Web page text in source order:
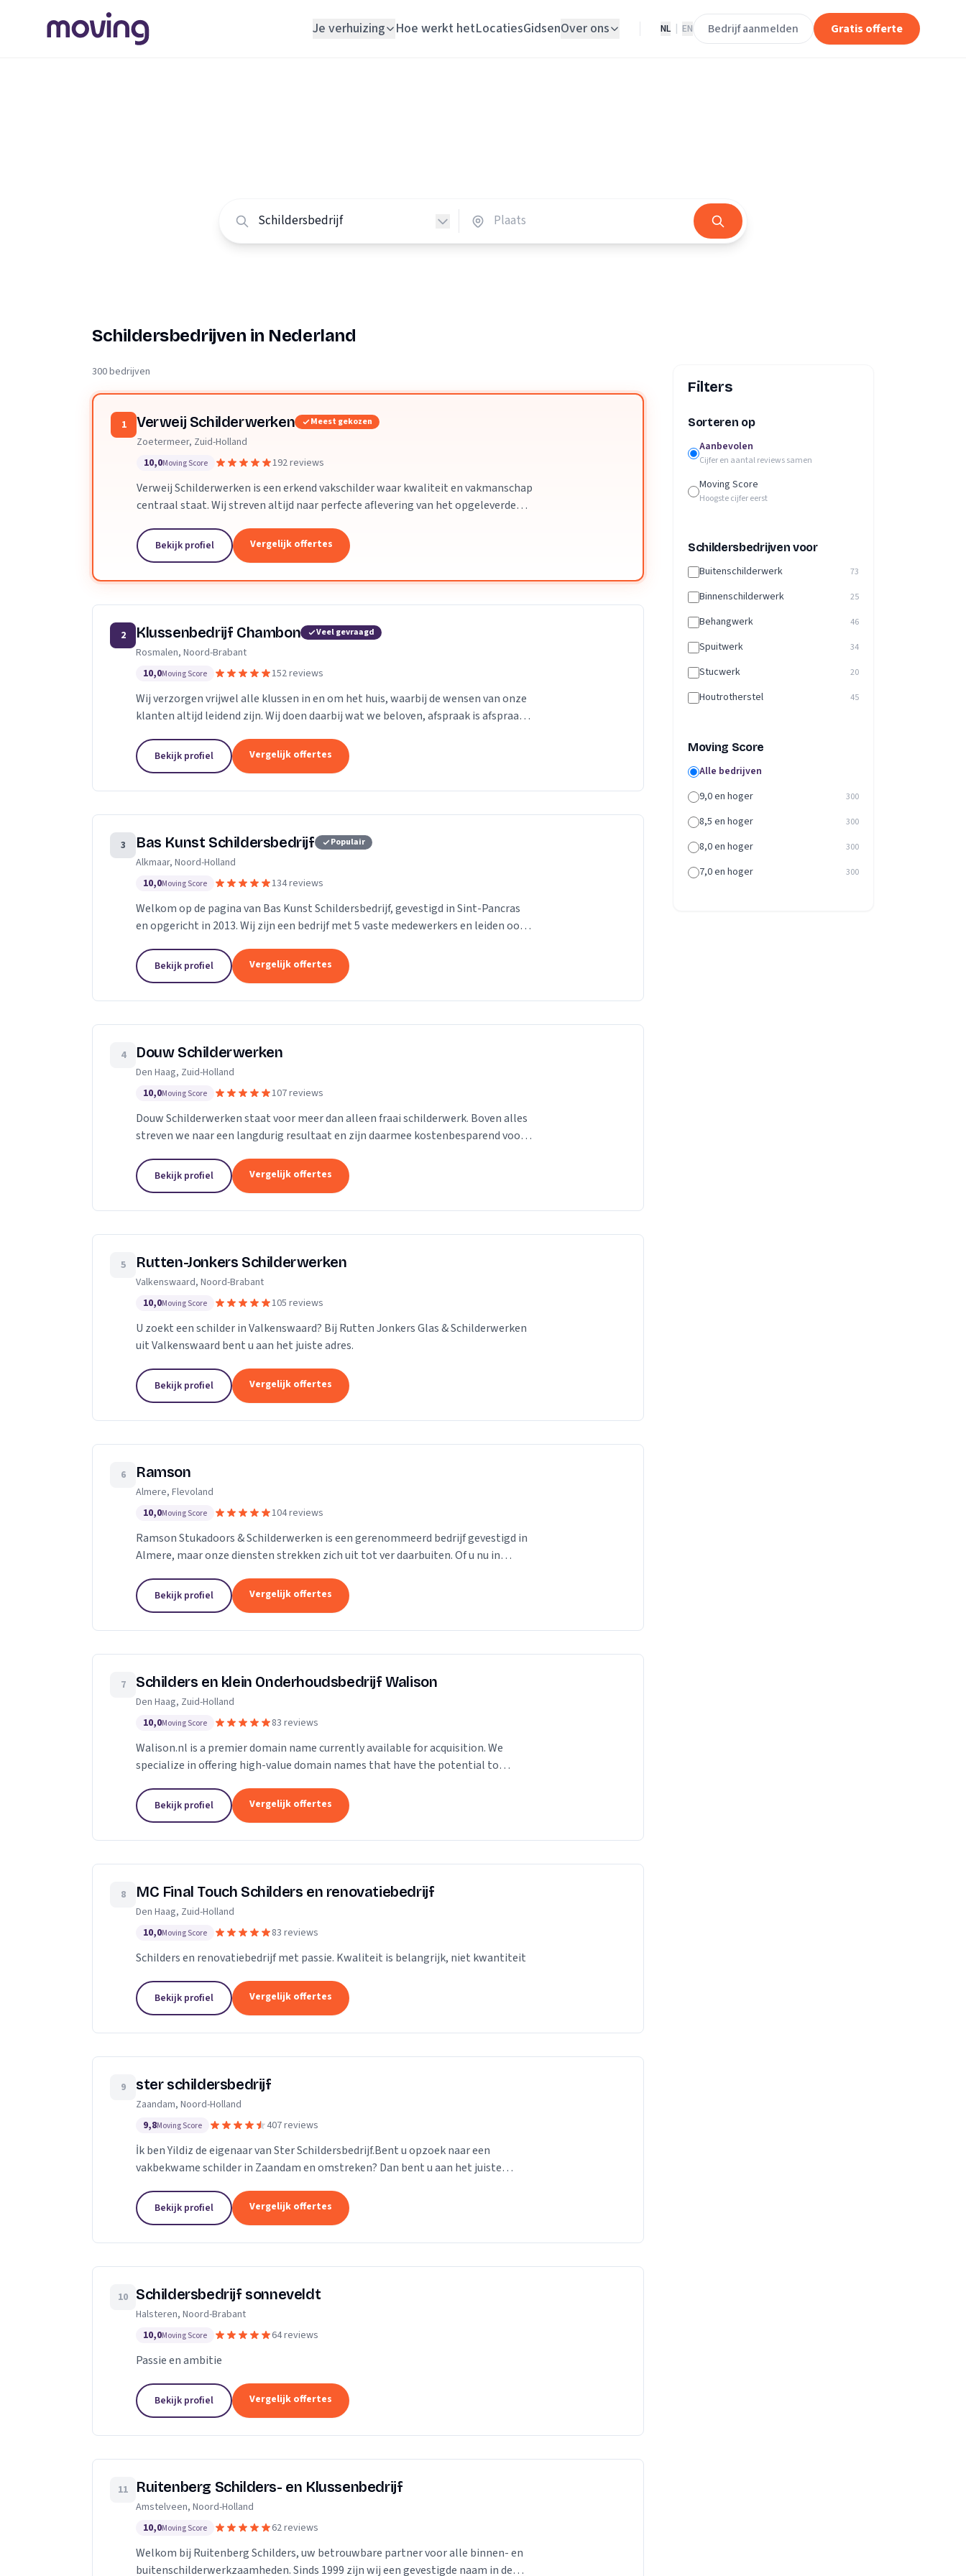
Je verhuizing
Loodgieter
Slotenmaker
Verhuisplanner
Hoe werkt hetLocatiesGidsenOver ons NL EN Bedrijf aanmelden Gratis offerte
Schildersbedrijven in Nederland
300 bedrijven
1 Verweij Schilderwerken Meest gekozen
Zoetermeer, Zuid-Holland
10,0Moving Score 192 reviews
Verweij Schilderwerken is een erkend vakschilder waar kwaliteit en vakmanschap
centraal staat. Wij streven altijd naar perfecte aflevering van het opgeleverde
Bekijk profiel Vergelijk offertes
2 Klussenbedrijf Chambon Veel gevraagd
Rosmalen, Noord-Brabant
10,0Moving Score 152 reviews
Wij verzorgen vrijwel alle klussen in en om het huis, waarbij de wensen van onze
klanten altijd leidend zijn. Wij doen daarbij wat we beloven, afspraak is afspraak.
Bekijk profiel Vergelijk offertes
3 Bas Kunst Schildersbedrijf Populair
Alkmaar, Noord-Holland
10,0Moving Score 134 reviews
Welkom op de pagina van Bas Kunst Schildersbedrijf, gevestigd in Sint-Pancras
en opgericht in 2013. Wij zijn een bedrijf met 5 vaste medewerkers en leiden ook
Bekijk profiel Vergelijk offertes
4 Douw Schilderwerken
Den Haag, Zuid-Holland
10,0Moving Score 107 reviews
Douw Schilderwerken staat voor meer dan alleen fraai schilderwerk. Boven alles
streven we naar een langdurig resultaat en zijn daarmee kostenbesparend voor u
Bekijk profiel Vergelijk offertes
5 Rutten-Jonkers Schilderwerken
Valkenswaard, Noord-Brabant
10,0Moving Score 105 reviews
U zoekt een schilder in Valkenswaard? Bij Rutten Jonkers Glas & Schilderwerken
uit Valkenswaard bent u aan het juiste adres.
Bekijk profiel Vergelijk offertes
6 Ramson
Almere, Flevoland
10,0Moving Score 104 reviews
Ramson Stukadoors & Schilderwerken is een gerenommeerd bedrijf gevestigd in
Almere, maar onze diensten strekken zich uit tot ver daarbuiten. Of u nu in
Bekijk profiel Vergelijk offertes
7 Schilders en klein Onderhoudsbedrijf Walison
Den Haag, Zuid-Holland
10,0Moving Score 83 reviews
Walison.nl is a premier domain name currently available for acquisition. We
specialize in offering high-value domain names that have the potential to
Bekijk profiel Vergelijk offertes
8 MC Final Touch Schilders en renovatiebedrijf
Den Haag, Zuid-Holland
10,0Moving Score 83 reviews
Schilders en renovatiebedrijf met passie. Kwaliteit is belangrijk, niet kwantiteit
Bekijk profiel Vergelijk offertes
9 ster schildersbedrijf
Zaandam, Noord-Holland
9,8Moving Score 407 reviews
İk ben Yildiz de eigenaar van Ster Schildersbedrijf.Bent u opzoek naar een
vakbekwame schilder in Zaandam en omstreken? Dan bent u aan het juiste
Bekijk profiel Vergelijk offertes
10 Schildersbedrijf sonneveldt
Halsteren, Noord-Brabant
10,0Moving Score 64 reviews
Passie en ambitie
Bekijk profiel Vergelijk offertes
11 Ruitenberg Schilders- en Klussenbedrijf
Amstelveen, Noord-Holland
10,0Moving Score 62 reviews
Welkom bij Ruitenberg Schilders, uw betrouwbare partner voor alle binnen- en
buitenschilderwerkzaamheden. Sinds 1999 zijn wij een gevestigde naam in de
Filters
Sorteren op
Aanbevolen
Cijfer en aantal reviews samen
Moving Score
Hoogste cijfer eerst
Schildersbedrijven voor
Buitenschilderwerk 73
Binnenschilderwerk 25
Behangwerk 46
Spuitwerk 34
Stucwerk 20
Houtrotherstel 45
Moving Score
Alle bedrijven
9,0 en hoger
300
8,5 en hoger 300
8,0 en hoger 300
7,0 en hoger 300